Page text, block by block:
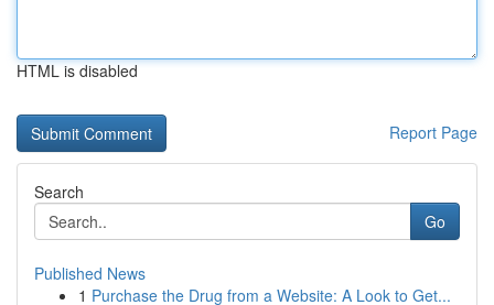
HTML is disabled
Report Page
Search
Go
Published News
1 Purchase the Drug from a Website: A Look to Get...